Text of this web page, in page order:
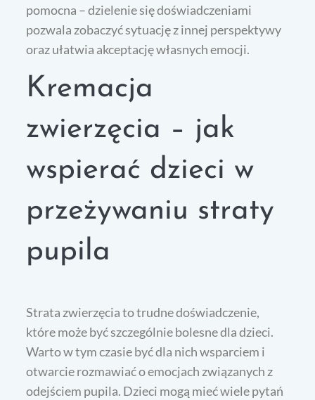
pomocna – dzielenie się doświadczeniami
pozwala zobaczyć sytuację z innej perspektywy
oraz ułatwia akceptację własnych emocji.
Kremacja
zwierzęcia – jak
wspierać dzieci w
przeżywaniu straty
pupila
Strata zwierzęcia to trudne doświadczenie,
które może być szczególnie bolesne dla dzieci.
Warto w tym czasie być dla nich wsparciem i
otwarcie rozmawiać o emocjach związanych z
odejściem pupila. Dzieci mogą mieć wiele pytań